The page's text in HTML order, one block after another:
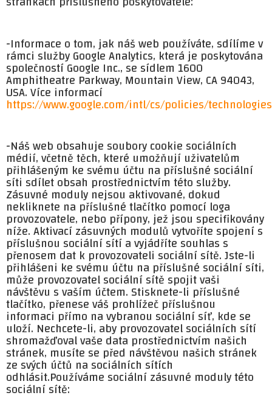
-Informace o tom, jak náš web používáte, sdílíme v
rámci služby Google Analytics, která je poskytována
společností Google Inc., se sídlem 1600
Amphitheatre Parkway, Mountain View, CA 94043,
USA. Více informací
https://www.google.com/intl/cs/policies/
-Náš web obsahuje soubory cookie sociálních
médií, včetně těch, které umožňují uživatelům
přihlášeným ke svému účtu na příslušné sociální
síti sdílet obsah prostřednictvím této služby.
Zásuvné moduly nejsou aktivované, dokud
nekliknete na příslušné tlačítko pomocí loga
provozovatele, nebo přípony, jež jsou specifikovány
níže. Aktivací zásuvných modulů vytvoříte spojení s
příslušnou sociální sítí a vyjádříte souhlas s
přenosem dat k provozovateli sociální sítě. Jste-li
přihlášeni ke svému účtu na příslušné sociální síti,
může provozovatel sociální sítě spojit vaši
návštěvu s vaším účtem. Stisknete-li příslušné
tlačítko, přenese váš prohlížeč příslušnou
informaci přímo na vybranou sociální síť, kde se
uloží. Nechcete-li, aby provozovatel sociálních sítí
shromažďoval vaše data prostřednictvím našich
stránek, musíte se před návštěvou našich stránek
ze svých účtů na sociálních sítích
odhlásit.Používáme sociální zásuvné moduly této
sociální sítě: